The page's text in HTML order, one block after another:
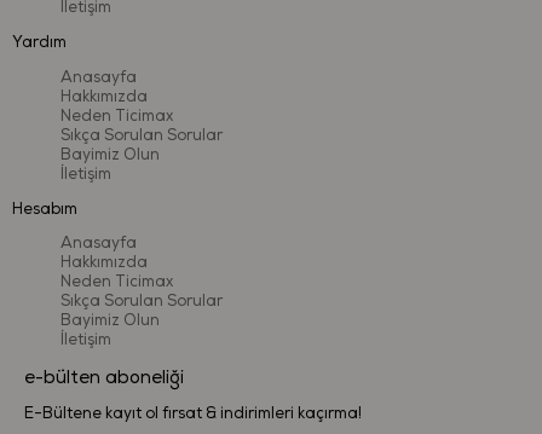
İletişim
Yardım
Anasayfa
Hakkımızda
Neden Ticimax
Sıkça Sorulan Sorular
Bayimiz Olun
İletişim
Hesabım
Anasayfa
Hakkımızda
Neden Ticimax
Sıkça Sorulan Sorular
Bayimiz Olun
İletişim
e-bülten aboneliği
E-Bültene kayıt ol fırsat & indirimleri kaçırma!